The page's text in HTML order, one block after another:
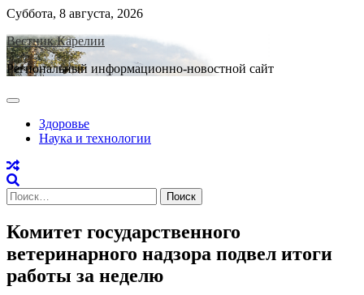
Skip
content
Суббота, 8 августа, 2026
Вестник Карелии
Региональный информационно-новостной сайт
Здоровье
Наука и технологии
Найти:
Комитет государственного
ветеринарного надзора подвел итоги
работы за неделю